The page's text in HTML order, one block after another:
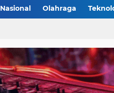
Nasional Olahraga